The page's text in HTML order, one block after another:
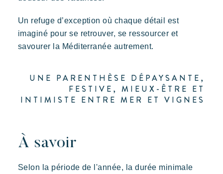
Prairies de la Mer
Des Lodges d’inspiration polynésienne avec une vue
imprenable sur Saint Tropez
Nous contacter
Réserver
Un refuge d’exception où chaque détail est
imaginé pour se retrouver, se ressourcer et
savourer la Méditerranée autrement.
UNE PARENTHÈSE DÉPAYSANTE,
FESTIVE, MIEUX-ÊTRE ET
INTIMISTE ENTRE MER ET VIGNES
À savoir
Selon la période de l'année, la durée minimale